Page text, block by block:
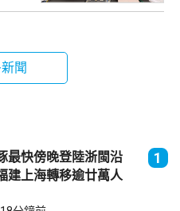
聞
最快傍晚登陸浙閩沿
上海轉移逾廿萬人
1